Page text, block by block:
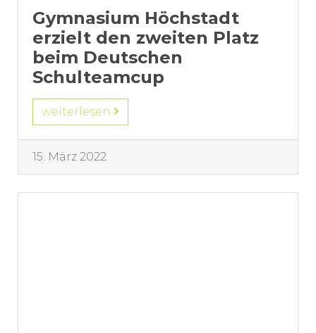
Gymnasium Höchstadt
erzielt den zweiten Platz
beim Deutschen
Schulteamcup
weiterlesen
15. März 2022